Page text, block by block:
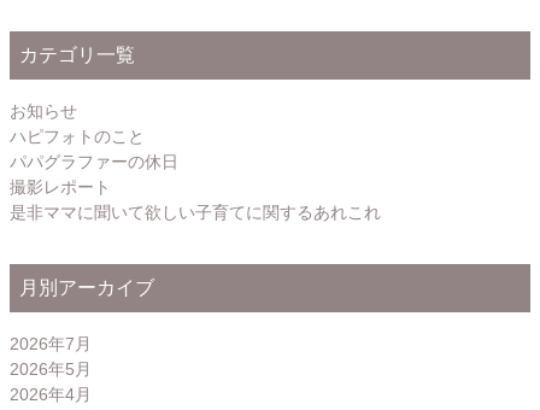
カテゴリ一覧
お知らせ
ハピフォトのこと
パパグラファーの休日
撮影レポート
是非ママに聞いて欲しい子育てに関するあれこれ
月別アーカイブ
2026年7月
2026年5月
2026年4月